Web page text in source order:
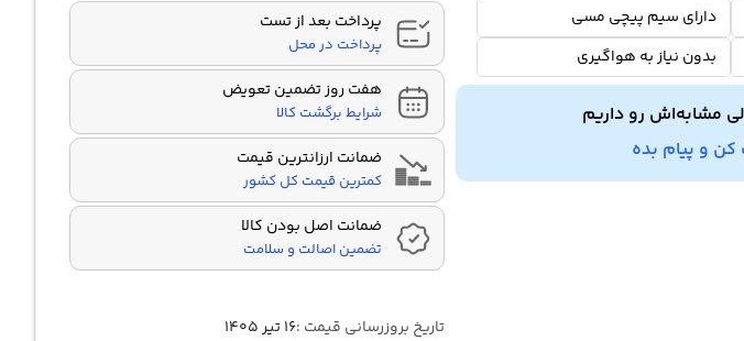
دارای سیم پیچی مسی
بدون نیاز به هواگیری
مشابه‌اش رو داریم
و پیام بده
پرداخت بعد از تست
پرداخت در محل
هفت روز تضمین تعویض
شرایط برگشت کالا
ضمانت ارزانترین قیمت
کمترین قیمت کل کشور
ضمانت اصل بودن کالا
تضمین اصالت و سلامت
تاریخ بروزرسانی قیمت :۱۶ تیر ۱۴۰۵